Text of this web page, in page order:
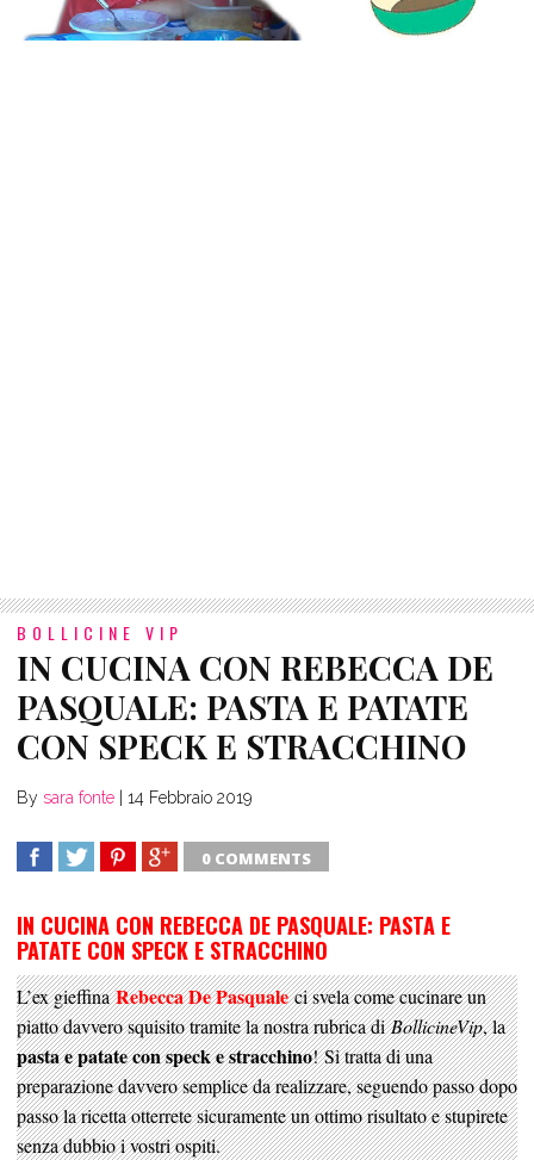
BOLLICINE VIP
IN CUCINA CON REBECCA DE
PASQUALE: PASTA E PATATE
CON SPECK E STRACCHINO
By sara fonte 14 Febbraio 2019
0 COMMENTS
IN CUCINA CON REBECCA DE PASQUALE: PASTA E
PATATE CON SPECK E STRACCHINO
L’ex gieffinaRebecca De Pasquale ci svela come cucinare un
piatto davvero squisito tramite la nostra rubrica diBollicineVip, la
pasta e patate con speck e stracchino! Si tratta di una
preparazione davvero semplice da realizzare, seguendo passo dopo
passo la ricetta otterrete sicuramente un ottimo risultato e stupirete
senza dubbio i vostri ospiti.